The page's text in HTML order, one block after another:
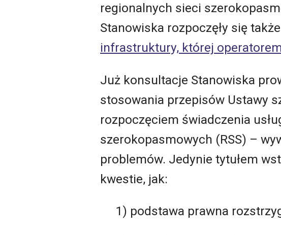
regionalnych sieci
Stanowiska rozpoczęły się
infrastruktury, której
Już konsultacje Stanowiska
stosowania przepisów Ustawy
rozpoczęciem świadczenia
szerokopasmowych (RSS) –
problemów. Jedynie tytułem
kwestie, jak:
1) podstawa prawna